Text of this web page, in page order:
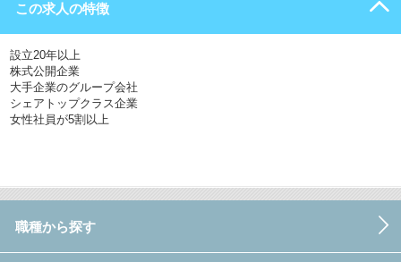
この求人の特徴
設立20年以上
株式公開企業
大手企業のグループ会社
シェアトップクラス企業
女性社員が5割以上
職種から探す